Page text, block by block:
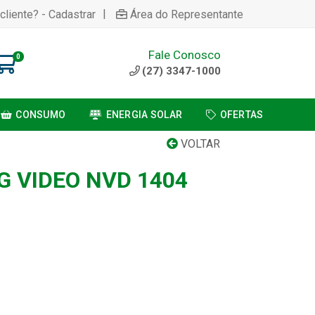
- Cadastrar | Área do Representante
0 Fale Conosco
(27) 3347-1000
CONSUMO ENERGIA SOLAR OFERTAS
VOLTAR
VIDEO NVD 1404